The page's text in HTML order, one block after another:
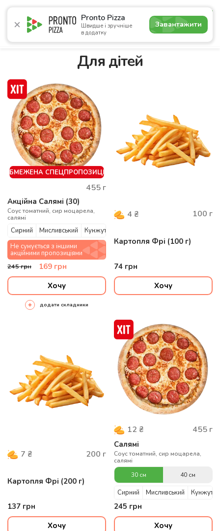
Pronto Pizza
Швидше і зручніше
в додатку
Завантажити
5.0
Акції Піца Суші Сети Напої Пасти
Для дітей
ОБМЕЖЕНА СПЕЦПРОПОЗИЦІЯ
455 г
Акційна Салямі (30)
Соус томатний, сир моцарела,
салямі
Сирний Мисливський
Кунжутний
Не сумується з іншими
акційними пропозиціями
245грн 169 грн
Хочу
додати складники
4 ₴ 100 г
Картопля Фрі (100 г)
74 грн
Хочу
7 ₴ 200 г
Картопля Фрі (200 г)
137 грн
Хочу
12 ₴ 455 г
Салямі
Соус томатний, сир моцарела,
салямі
30 см
40 см
Сирний Мисливський
245 грн
Хочу